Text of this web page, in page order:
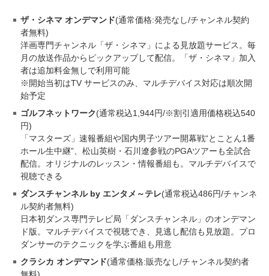
ザ・シネマ オンデマンド(通常価格:発売なし/チャンネル契約
者無料)
洋画専門チャンネル「ザ・シネマ」による見放題サービス。毎
月の放送作品からピックアップして配信。「ザ・シネマ」加入
者は追加料金無しで利用可能
※開始当初はTV サービスのみ、マルチデバイス対応は順次開
始予定
ゴルフネットワーク(通常税込1,944円/※割引適用価格税込540
円)
「マスターズ」速報番組や国内男子ツアー開幕戦“とことん1番
ホール生中継”、松山英樹・石川遼参戦のPGAツアーも全試合
配信。オリジナルのレッスン・情報番組も。マルチデバイスで
視聴できる
ダンスチャンネル by エンタメ～テレ(通常税込486円/チャンネ
ル契約者無料)
日本初ダンス専門テレビ局「ダンスチャンネル」のオンデマン
ド版。マルチデバイスで視聴でき、見逃し配信も見放題。プロ
ダンサーのテクニックを学ぶ番組も用意
クラシカ オンデマンド(通常価格:販売なし/チャンネル契約者